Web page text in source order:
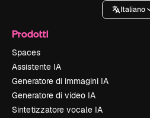
Italiano
Prodotti
Spaces
Assistente IA
Generatore di immagini IA
Generatore di video IA
Sintetizzatore vocale IA